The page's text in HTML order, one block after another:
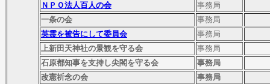
ＮＰＯ法人百人の会
事務局
一条の会
事務局
英霊を被告にして委員会
事務局
上新田天神社の景観を守る会
事務局
石原都知事を支持し尖閣を守る会
事務局
改憲祈念の会
事務局